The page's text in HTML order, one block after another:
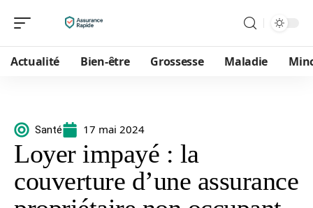
Actualité Bien-être Grossesse Maladie
Santé 17 mai 2024
Loyer impayé : la
couverture d’une assurance